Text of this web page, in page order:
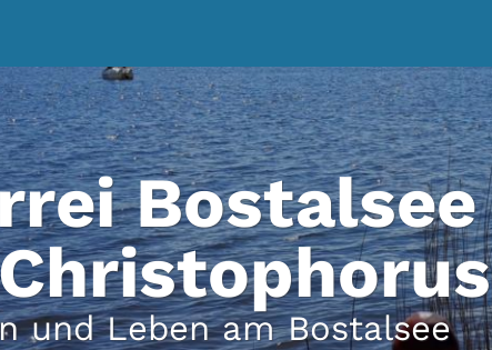
Bostalsee
und Leben am Bostalsee